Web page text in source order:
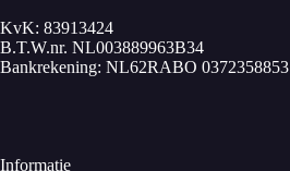
KvK: 83913424
B.T.W.nr. NL003889963B34
Bankrekening: NL62RABO 0372358853
Informatie